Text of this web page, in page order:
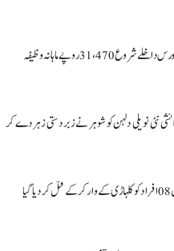
نئی نویلی دلہن کو شوہر نے زبردستی زہر دے کر